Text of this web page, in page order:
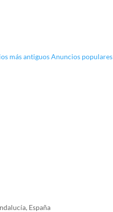
más antiguos Anuncios populares
España